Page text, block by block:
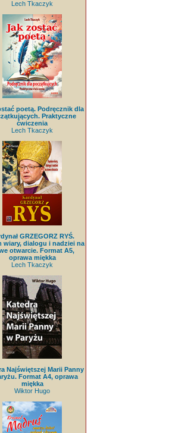
Lech Tkaczyk
poetą. Podręcznik dla
Praktyczne
ćwiczenia
Lech Tkaczyk
GRZEGORZ RYŚ.
wiary, dialogu i nadziei na
otwarcie. Format A5,
oprawa miękka
Lech Tkaczyk
Najświętszej Marii Panny
Format A4, oprawa
miękka
Wiktor Hugo